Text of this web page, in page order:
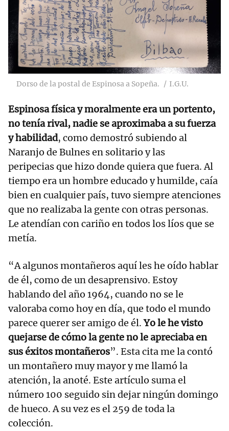
Dorso de la postal de Espinosa a Sopeña. I.G.U.
Espinosa física y moralmente era un portento,
no tenía rival, nadie se aproximaba a su fuerza
y habilidad, como demostró subiendo al
Naranjo de Bulnes en solitario y las
peripecias que hizo donde quiera que fuera. Al
tiempo era un hombre educado y humilde, caía
bien en cualquier país, tuvo siempre atenciones
que no realizaba la gente con otras personas.
Le atendían con cariño en todos los líos que se
metía.
“A algunos montañeros aquí les he oído hablar
de él, como de un desaprensivo. Estoy
hablando del año 1964, cuando no se le
valoraba como hoy en día, que todo el mundo
parece querer ser amigo de él.Yo le he visto
quejarse de cómo la gente no le apreciaba en
sus éxitos montañeros”. Esta cita me la contó
un montañero muy mayor y me llamó la
atención, la anoté. Este artículo suma el
número 100 seguido sin dejar ningún domingo
de hueco. A su vez es el 259 de toda la
colección.